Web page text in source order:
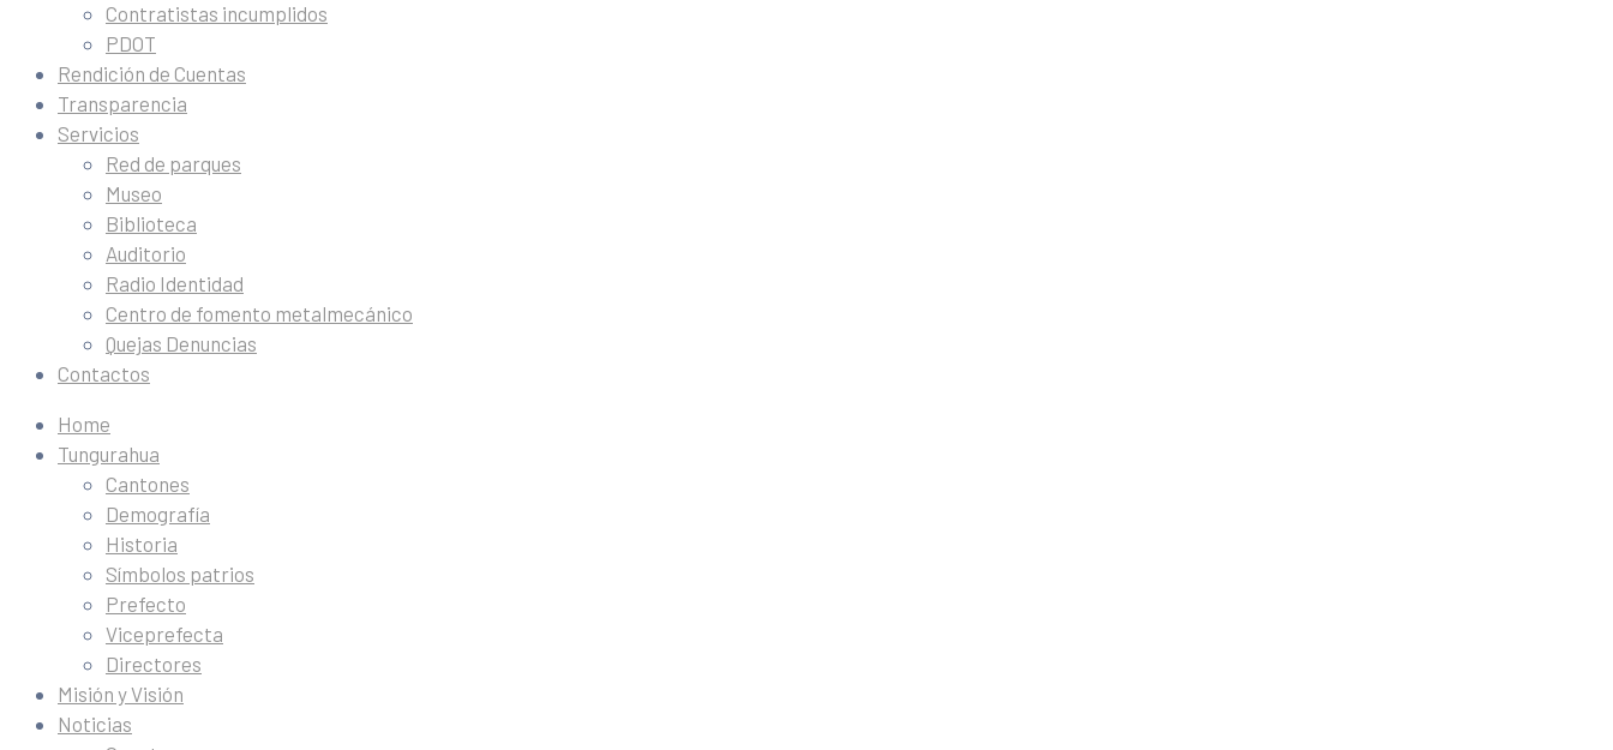
Contratistas incumplidos
PDOT
Rendición de Cuentas
Transparencia
Servicios
Red de parques
Museo
Biblioteca
Auditorio
Radio Identidad
Centro de fomento metalmecánico
Quejas Denuncias
Contactos
Home
Tungurahua
Cantones
Demografía
Historia
Símbolos patrios
Prefecto
Viceprefecta
Directores
Misión y Visión
Noticias